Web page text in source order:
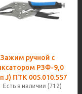
Зажим ручной с
РЗФ-9,0
J) ПТК 005.010.557
Есть в наличии (712)